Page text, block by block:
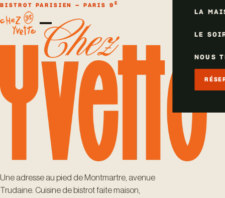
LA
LE
NOUS
BISTROT PARISIEN — PARIS 9 E
Une adresse au pied de Montmartre, avenue
Trudaine. Cuisine de bistrot faite maison,